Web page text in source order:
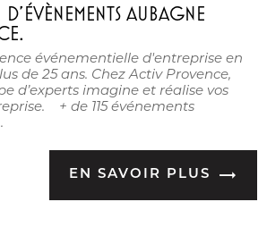
AUBAGNE
événementielle d'entreprise en
de 25 ans. Chez Activ Provence,
d’experts imagine et réalise vos
+ de 115 événements
EN SAVOIR PLUS